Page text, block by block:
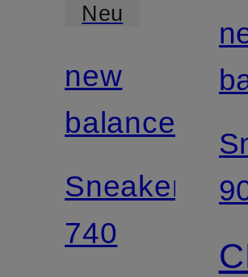
Neu
new
balance
Sneaker
740